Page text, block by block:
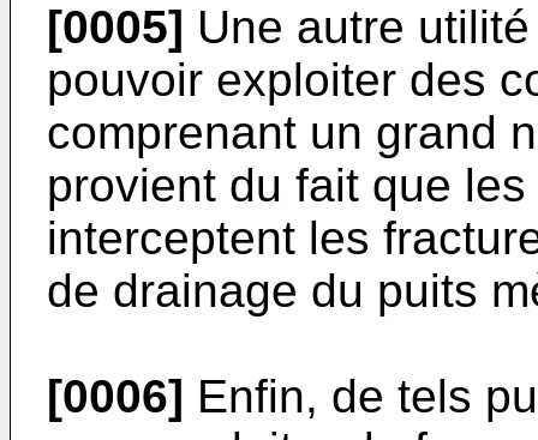
[0005] Une autre
pouvoir exploiter des
comprenant un grand
provient du fait que
interceptent les
de drainage du puits
[0006] Enfin, de tels